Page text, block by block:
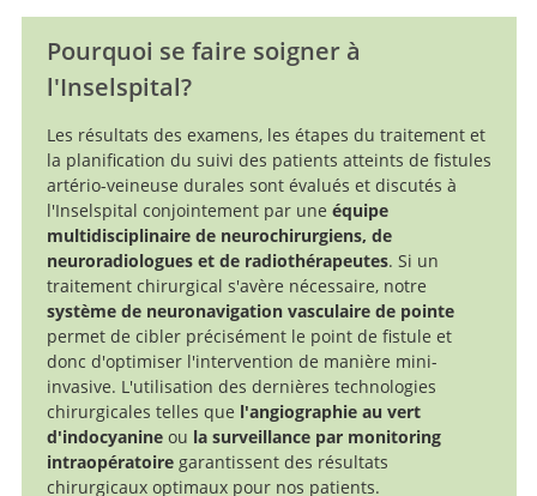
classification of spinal cord vascular lesions.
Pourquoi se faire soigner à
l'Inselspital?
Les résultats des examens, les étapes du traitement et
la planification du suivi des patients atteints de fistules
artério-veineuse durales sont évalués et discutés à
l'Inselspital conjointement par une équipe
multidisciplinaire de neurochirurgiens, de
neuroradiologues et de radiothérapeutes. Si un
traitement chirurgical s'avère nécessaire, notre
système de neuronavigation vasculaire de pointe
permet de cibler précisément le point de fistule et
donc d'optimiser l'intervention de manière mini-
invasive. L'utilisation des dernières technologies
chirurgicales telles que l'angiographie au vert
d'indocyanineou la surveillance par monitoring
intraopératoiregarantissent des résultats
chirurgicaux optimaux pour nos patients.